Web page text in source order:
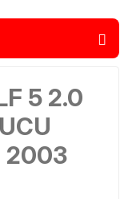
5 2.0
2003